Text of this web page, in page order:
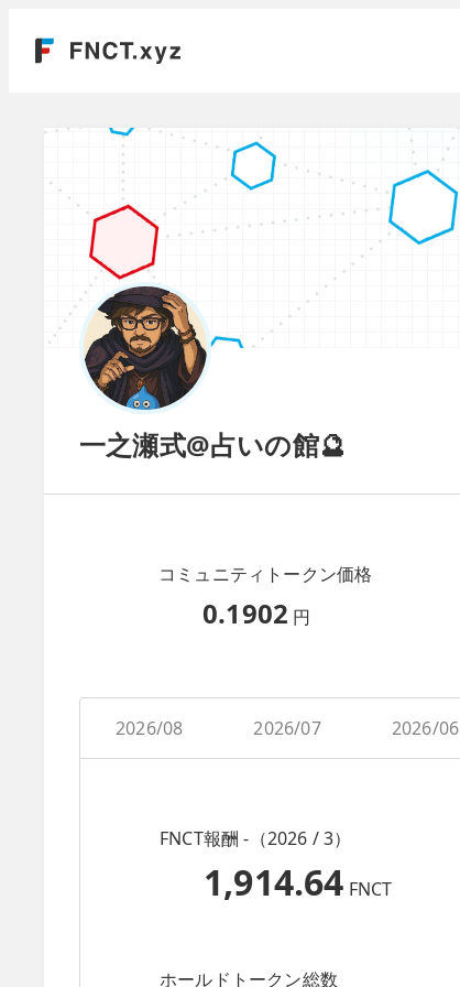
一之瀬式@占いの館🔮
コミュニティトークン価格
0.1902 円
2026/08 2026/07 2026/06
FNCT報酬 -（2026 / 3）
1,914.64 FNCT
ホールドトークン総数